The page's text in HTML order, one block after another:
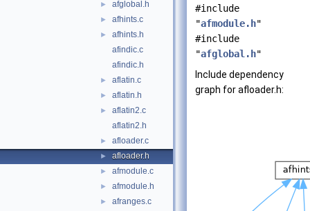
► afglobal.h
► afhints.c
►
afhints.h
afindic.c
afindic.h
► aflatin.c
► aflatin.h
►
aflatin2.c
aflatin2.h
► afloader.c
► afloader.h
► afmodule.c
► afmodule.h
► afranges.c
#include
"afmodule.h"
#include
"afglobal.h"
Include dependency
graph for afloader.h: